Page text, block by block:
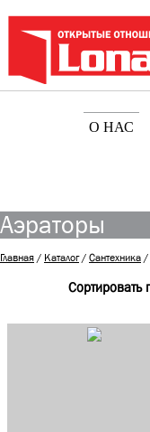
О НАС
Аэраторы
Главная/ Каталог/Сантехника/
Сортировать